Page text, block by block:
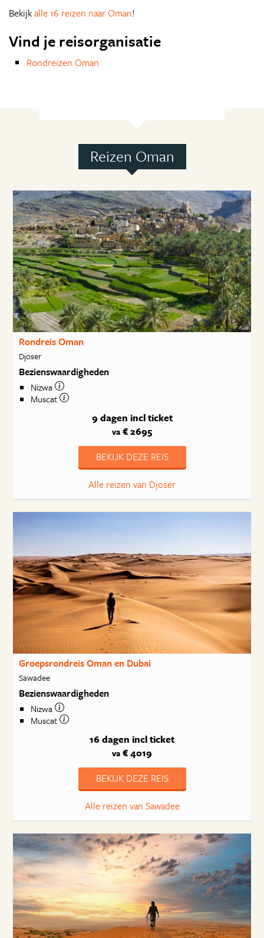
Bekijkalle 16 reizen naar Oman!
Vind je reisorganisatie
Rondreizen Oman
Reizen Oman
Rondreis Oman
Djoser
Bezienswaardigheden
Nizwa
Muscat
9 dagen incl ticket
va € 2695
BEKIJK DEZE REIS
Alle reizen van Djoser
Groepsrondreis Oman en Dubai
Sawadee
Bezienswaardigheden
Nizwa
Muscat
16 dagen incl ticket
va € 4019
BEKIJK DEZE REIS
Alle reizen van Sawadee